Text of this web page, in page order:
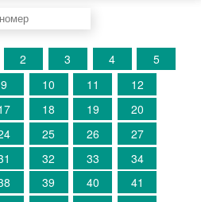
2 3 4
5
9 10 11
12
18 19
20
25 26
27
32 33
34
39 40
41